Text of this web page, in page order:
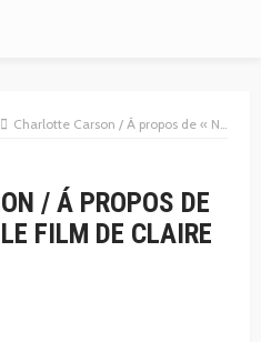
Charlotte Carson / Á propos de « Notre corps » le film de Claire Simon
/ Á PROPOS DE
FILM DE CLAIRE